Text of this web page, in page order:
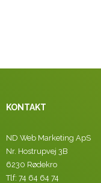
KONTAKT
ND Web Marketing ApS
Nr. Hostrupvej 3B
6230 Rødekro
Tlf: 74 64 64 74